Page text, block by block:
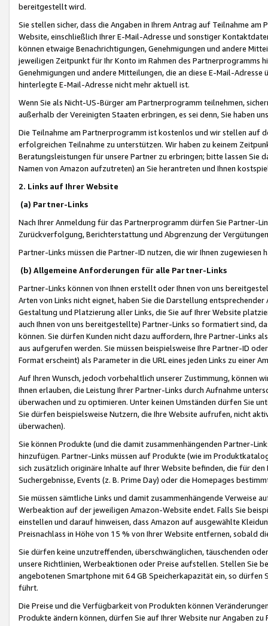
bereitgestellt wird.
Sie stellen sicher, dass die Angaben in Ihrem Antrag auf Teilnahme
Website, einschließlich Ihrer E-Mail-Adresse und sonstiger
können etwaige Benachrichtigungen, Genehmigungen und andere
jeweiligen Zeitpunkt für Ihr Konto im Rahmen des Partnerprogramms
Genehmigungen und andere Mitteilungen, die an diese E-Mail-
hinterlegte E-Mail-Adresse nicht mehr aktuell ist.
Wenn Sie als Nicht-US-Bürger am Partnerprogramm teilnehmen,
außerhalb der Vereinigten Staaten erbringen, es sei denn, Sie haben
Die Teilnahme am Partnerprogramm ist kostenlos und wir stellen auf
erfolgreichen Teilnahme zu unterstützen. Wir haben zu keinem
Beratungsleistungen für unsere Partner zu erbringen; bitte lassen Sie
Namen von Amazon aufzutreten) an Sie herantreten und Ihnen
2. Links auf Ihrer Website
(a) Partner-Links
Nach Ihrer Anmeldung für das Partnerprogramm dürfen Sie Partner-
Zurückverfolgung, Berichterstattung und Abgrenzung der
Partner-Links müssen die Partner-ID nutzen, die wir Ihnen zugewiesen
(b) Allgemeine Anforderungen für alle Partner-Links
Partner-Links können von Ihnen erstellt oder Ihnen von uns
Arten von Links nicht eignet, haben Sie die Darstellung
Gestaltung und Platzierung aller Links, die Sie auf Ihrer Website
auch Ihnen von uns bereitgestellte) Partner-Links so formatiert sind,
können. Sie dürfen Kunden nicht dazu auffordern, Ihre Partner-Links
aus aufgerufen werden. Sie müssen beispielsweise Ihre Partner-ID
Format erscheint) als Parameter in die URL eines jeden Links zu einer
Auf Ihren Wunsch, jedoch vorbehaltlich unserer Zustimmung, können
Ihnen erlauben, die Leistung Ihrer Partner-Links durch Aufnahme
überwachen und zu optimieren. Unter keinen Umständen dürfen Sie
Sie dürfen beispielsweise Nutzern, die Ihre Website aufrufen, nicht
überwachen).
Sie können Produkte (und die damit zusammenhängenden Partner-
hinzufügen. Partner-Links müssen auf Produkte (wie im
sich zusätzlich originäre Inhalte auf Ihrer Website befinden, die für
Suchergebnisse, Events (z. B. Prime Day) oder die Homepages
Sie müssen sämtliche Links und damit zusammenhängende
Werbeaktion auf der jeweiligen Amazon-Website endet. Falls Sie
einstellen und darauf hinweisen, dass Amazon auf ausgewählte
Preisnachlass in Höhe von 15 % von Ihrer Website entfernen, sobald
Sie dürfen keine unzutreffenden, überschwänglichen, täuschenden
unsere Richtlinien, Werbeaktionen oder Preise aufstellen. Stellen Sie
angebotenen Smartphone mit 64 GB Speicherkapazität ein, so dürfen
führt.
Die Preise und die Verfügbarkeit von Produkten können
Produkte ändern können, dürfen Sie auf Ihrer Website nur Angaben